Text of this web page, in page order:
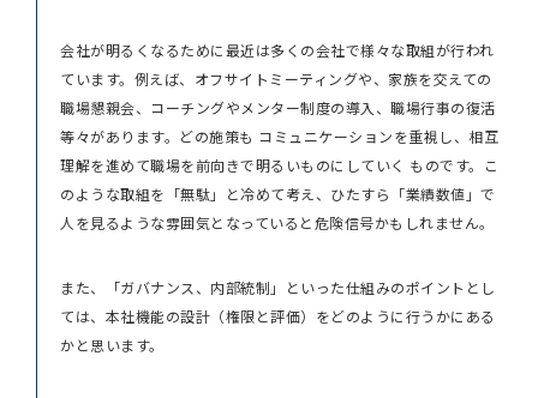
会社が明るくなるために最近は多くの会社で様々な取組が行われ
ています。例えば、オフサイトミーティングや、家族を交えての
職場懇親会、コーチングやメンター制度の導入、職場行事の復活
等々があります。どの施策も コミュニケーションを重視し、相互
理解を進めて職場を前向きで明るいものにしていく ものです。こ
のような取組を「無駄」と冷めて考え、ひたすら「業績数値」で
人を見るような雰囲気となっていると危険信号かもしれません。
また、「ガバナンス、内部統制」といった仕組みのポイントとし
ては、本社機能の設計（権限と評価）をどのように行うかにある
かと思います。